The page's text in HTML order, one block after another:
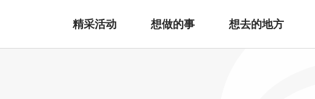
精采活动 想做的事 想去的地方